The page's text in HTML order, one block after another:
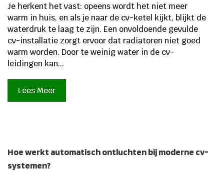
Je herkent het vast: opeens wordt het niet meer
warm in huis, en als je naar de cv-ketel kijkt, blijkt de
waterdruk te laag te zijn. Een onvoldoende gevulde
cv-installatie zorgt ervoor dat radiatoren niet goed
warm worden. Door te weinig water in de cv-
leidingen kan...
Lees Meer
Hoe werkt automatisch ontluchten bij moderne cv-
systemen?